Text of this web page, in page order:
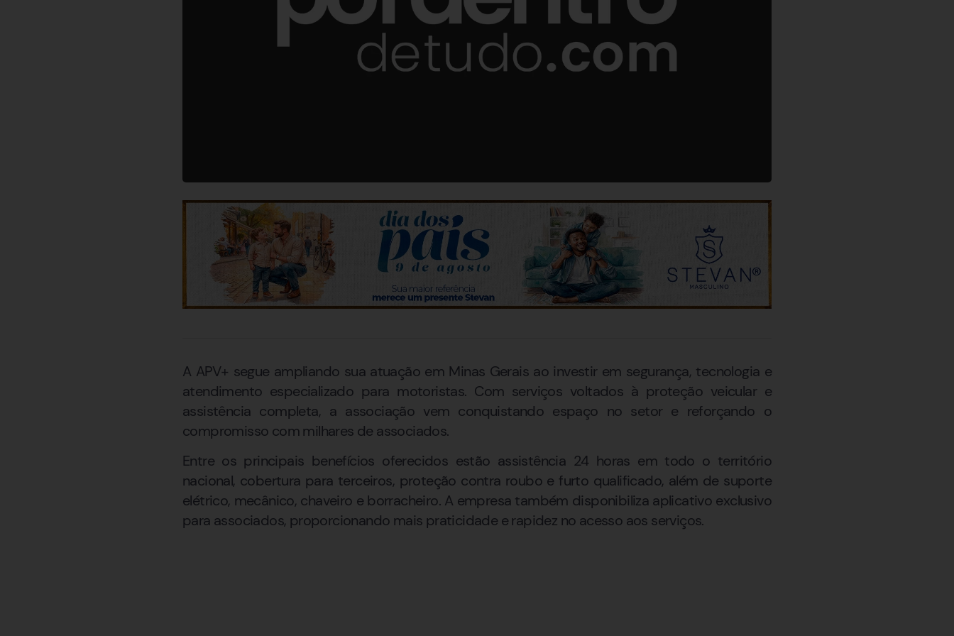
A APV+ segue ampliando sua atuação em Minas Gerais ao investir em segurança, tecnologia e
atendimento especializado para motoristas. Com serviços voltados à proteção veicular e
assistência completa, a associação vem conquistando espaço no setor e reforçando o
compromisso com milhares de associados.
Entre os principais benefícios oferecidos estão assistência 24 horas em todo o território
nacional, cobertura para terceiros, proteção contra roubo e furto qualificado, além de suporte
elétrico, mecânico, chaveiro e borracheiro. A empresa também disponibiliza aplicativo exclusivo
para associados, proporcionando mais praticidade e rapidez no acesso aos serviços.